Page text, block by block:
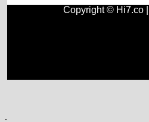
Copyright © Hi7.co ||
.